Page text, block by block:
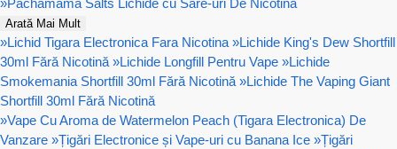
»Pachamama Salts Lichide cu Sare-uri De Nicotină
Arată Mai Mult
»Lichid Tigara Electronica Fara Nicotina »Lichide King's Dew Shortfill
30ml Fără Nicotină »Lichide Longfill Pentru Vape »Lichide
Smokemania Shortfill 30ml Fără Nicotină »Lichide The Vaping Giant
Shortfill 30ml Fără Nicotină
»Vape Cu Aroma de Watermelon Peach (Tigara Electronica) De
Vanzare »Țigări Electronice și Vape-uri cu Banana Ice »Țigări